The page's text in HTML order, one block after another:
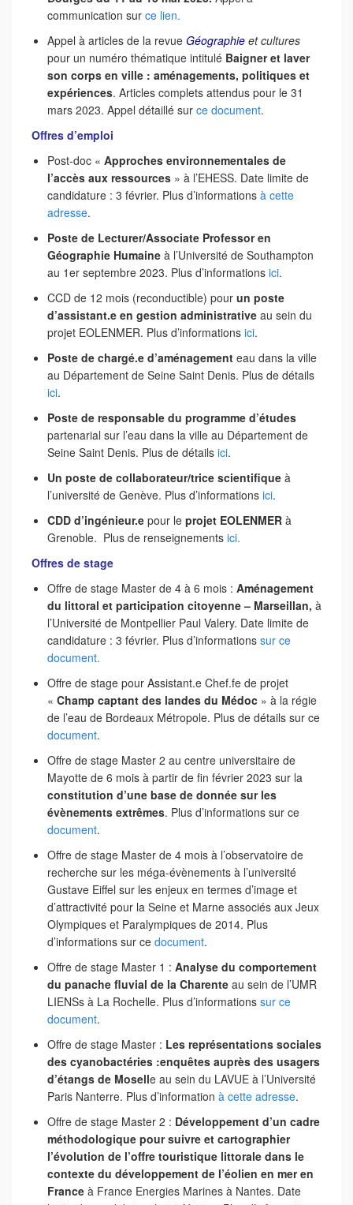
communication sur ce lien.
Appel à articles de la revue Géographie et cultures
pour un numéro thématique intitulé Baigner et laver
son corps en ville : aménagements, politiques et
expériences. Articles complets attendus pour le 31
mars 2023. Appel détaillé sur ce document.
Offres d’emploi
Post-doc « Approches environnementales de
l’accès aux ressources » à l’EHESS. Date limite de
candidature : 3 février. Plus d’informations à cette
adresse.
Poste de Lecturer/Associate Professor en
Géographie Humaine à l’Université de Southampton
au 1er septembre 2023. Plus d’informations ici.
CCD de 12 mois (reconductible) pour un poste
d’assistant.e en gestion administrative au sein du
projet EOLENMER. Plus d’informations ici.
Poste de chargé.e d’aménagement eau dans la ville
au Département de Seine Saint Denis. Plus de détails
ici.
Poste de responsable du programme d’études
partenarial sur l’eau dans la ville au Département de
Seine Saint Denis. Plus de détails ici.
Un poste de collaborateur/trice scientifique à
l’université de Genève. Plus d’informations ici.
CDD d’ingénieur.e pour le projet EOLENMER à
Grenoble. Plus de renseignements ici.
Offres de stage
Offre de stage Master de 4 à 6 mois : Aménagement
du littoral et participation citoyenne – Marseillan, à
l’Université de Montpellier Paul Valery. Date limite de
candidature : 3 février. Plus d’informations sur ce
document.
Offre de stage pour Assistant.e Chef.fe de projet
« Champ captant des landes du Médoc » à la régie
de l’eau de Bordeaux Métropole. Plus de détails sur ce
document.
Offre de stage Master 2 au centre universitaire de
Mayotte de 6 mois à partir de fin février 2023 sur la
constitution d’une base de donnée sur les
évènements extrêmes. Plus d’informations sur ce
document.
Offre de stage Master de 4 mois à l’observatoire de
recherche sur les méga-évènements à l’université
Gustave Eiffel sur les enjeux en termes d’image et
d’attractivité pour la Seine et Marne associés aux Jeux
Olympiques et Paralympiques de 2014. Plus
d’informations sur ce document.
Offre de stage Master 1 : Analyse du comportement
du panache fluvial de la Charente au sein de l’UMR
LIENSs à La Rochelle. Plus d’informations sur ce
document.
Offre de stage Master : Les représentations sociales
des cyanobactéries :enquêtes auprès des usagers
d’étangs de Moselle au sein du LAVUE à l’Université
Paris Nanterre. Plus d’information à cette adresse.
Offre de stage Master 2 : Développement d’un cadre
méthodologique pour suivre et cartographier
l’évolution de l’offre touristique littorale dans le
contexte du développement de l’éolien en mer en
France à France Energies Marines à Nantes. Date